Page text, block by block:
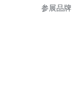
参展品牌